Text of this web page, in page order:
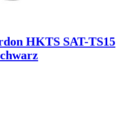
HKTS SAT-TS15